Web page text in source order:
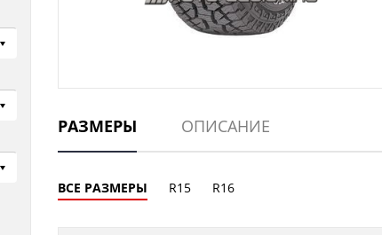
РАЗМЕРЫ ОПИСАНИЕ
ВСЕ РАЗМЕРЫ R15 R16